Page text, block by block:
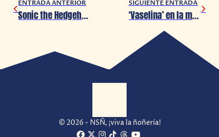
ENTRADA ANTERIOR
Sonic the Hedgehog: SEGA y TOMY se unen para una colección de Plushies.
SIGUIENTE ENTRADA
‘Vaselina’ en la mira por contenido inapropiado y ofensivo
© 2026 - NSÑ, ¡viva la ñoñería!